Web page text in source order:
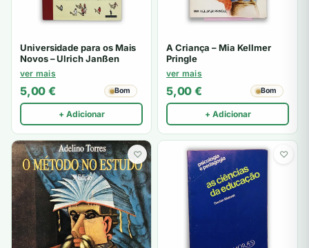
Universidade para os Mais
Novos – Ulrich Janßen
ver mais
5,00 € Bom
+ Adicionar
A Criança – Mia Kellmer
Pringle
ver mais
5,00 € Bom
+ Adicionar
♡ ♡